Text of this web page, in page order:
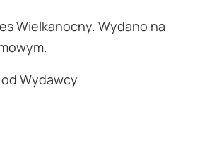
Wielkanocny. Wydano na
Wydawcy